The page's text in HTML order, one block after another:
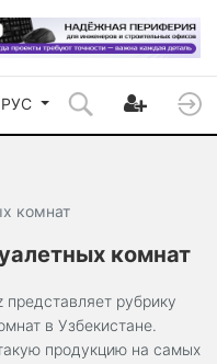
РУС
комнат
комнат
рубрику
в Узбекистане.
продукцию на самых